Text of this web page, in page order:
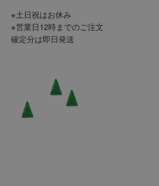
※土日祝はお休み
※営業日12時までのご注文
確定分は即日発送